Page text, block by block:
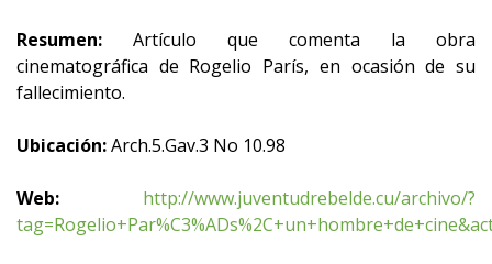
Resumen: Artículo que comenta la obra
cinematográfica de Rogelio París, en ocasión de su
fallecimiento.
Ubicación:Arch.5.Gav.3 No 10.98
Web:
http://www.juventudrebelde.cu/archivo/?